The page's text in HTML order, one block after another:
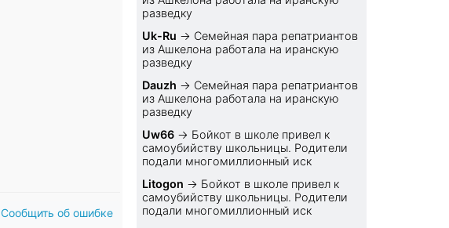
Сообщить об ошибке
разведку
Uk-Ru → Семейная пара репатриантов
из Ашкелона работала на иранскую
разведку
Dauzh → Семейная пара репатриантов
из Ашкелона работала на иранскую
разведку
Uw66 → Бойкот в школе привел к
самоубийству школьницы. Родители
подали многомиллионный иск
Litogon → Бойкот в школе привел к
самоубийству школьницы. Родители
подали многомиллионный иск